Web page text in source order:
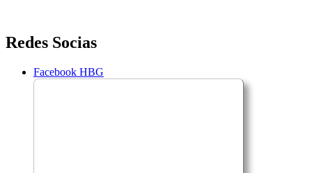
Saltar
para
conteúdo
Redes Socias
Facebook HBG